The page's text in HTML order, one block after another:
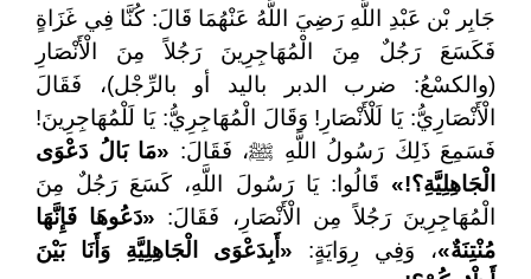
جَابِر بْن عَبْدِ اللَّهِ رَضِيَ اللَّهُ عَنْهُمَا قَالَ: كُنَّا فِي غَزَاةٍ
فَكَسَعَ رَجُلٌ مِنَ الْمُهَاجِرِينَ رَجُلاً مِنَ الْأَنْصَارِ
(والكسْعُ: ضرب الدبر باليد أو بالرِّجْل)، فَقَالَ
الْأَنْصَارِيُّ: يَا لَلْأَنْصَارِ! وَقَالَ الْمُهَاجِرِيُّ: يَا لَلْمُهَاجِرِينَ!
فَسَمِعَ ذَلِكَ رَسُولُ اللَّهِ ﷺ، فَقَالَ: «مَا بَالُ دَعْوَى
الْجَاهِلِيَّةِ؟!» قَالُوا: يَا رَسُولَ اللَّهِ، كَسَعَ رَجُلٌ مِنَ
الْمُهَاجِرِينَ رَجُلاً مِن الْأَنْصَارِ، فَقَالَ: «دَعُوهَا فَإِنَّهَا
مُنْتِنَةٌ»، وَفِي رِوَايَةٍ: «أَبِدَعْوَى الْجَاهِلِيَّةِ وَأَنَا بَيْنَ